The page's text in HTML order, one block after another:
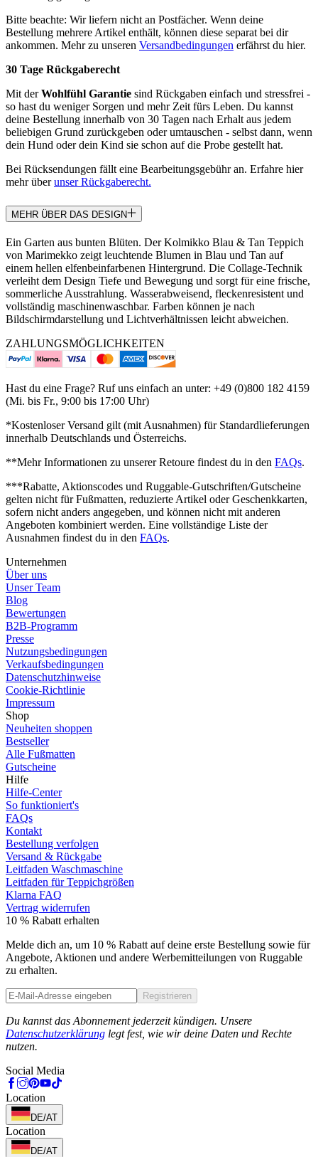
Bitte beachte: Wir liefern nicht an Postfächer. Wenn deine
Bestellung mehrere Artikel enthält, können diese separat bei dir
ankommen. Mehr zu unseren Versandbedingungen erfährst du hier.
30 Tage Rückgaberecht
Mit derWohlfühl Garantie sind Rückgaben einfach und stressfrei -
so hast du weniger Sorgen und mehr Zeit fürs Leben. Du kannst
deine Bestellung innerhalb von 30 Tagen nach Erhalt aus jedem
beliebigen Grund zurückgeben oder umtauschen - selbst dann, wenn
dein Hund oder dein Kind sie schon auf die Probe gestellt hat.
Bei Rücksendungen fällt eine Bearbeitungsgebühr an. Erfahre hier
mehr überunser Rückgaberecht.
MEHR ÜBER DAS DESIGN
Ein Garten aus bunten Blüten. Der Kolmikko Blau & Tan Teppich
von Marimekko zeigt leuchtende Blumen in Blau und Tan auf
einem hellen elfenbeinfarbenen Hintergrund. Die Collage-Technik
verleiht dem Design Tiefe und Bewegung und sorgt für eine frische,
sommerliche Ausstrahlung. Wasserabweisend, fleckenresistent und
vollständig maschinenwaschbar. Farben können je nach
Bildschirmdarstellung und Lichtverhältnissen leicht abweichen.
ZAHLUNGSMÖGLICHKEITEN
Hast du eine Frage? Ruf uns einfach an unter: +49 (0)800 182 4159
(Mi. bis Fr., 9:00 bis 17:00 Uhr)
*Kostenloser Versand gilt (mit Ausnahmen) für Standardlieferungen
innerhalb Deutschlands und Österreichs.
**Mehr Informationen zu unserer Retoure findest du in den FAQs.
***Rabatte, Aktionscodes und Ruggable-Gutschriften/Gutscheine
gelten nicht für Fußmatten, reduzierte Artikel oder Geschenkkarten,
sofern nicht anders angegeben, und können nicht mit anderen
Angeboten kombiniert werden. Eine vollständige Liste der
Ausnahmen findest du in den FAQs.
Unternehmen
Über uns
Unser Team
Blog
Bewertungen
B2B-Programm
Presse
Nutzungsbedingungen
Verkaufsbedingungen
Datenschutzhinweise
Cookie-Richtlinie
Impressum
Shop
Neuheiten shoppen
Bestseller
Alle Fußmatten
Gutscheine
Hilfe
Hilfe-Center
So funktioniert's
FAQs
Kontakt
Bestellung verfolgen
Versand & Rückgabe
Leitfaden Waschmaschine
Leitfaden für Teppichgrößen
Klarna FAQ
Vertrag widerrufen
10 % Rabatt erhalten
Melde dich an, um 10 % Rabatt auf deine erste Bestellung sowie für
Angebote, Aktionen und andere Werbemitteilungen von Ruggable
zu erhalten.
Registrieren
Du kannst das Abonnement jederzeit kündigen. Unsere
Datenschutzerklärung legt fest, wie wir deine Daten und Rechte
nutzen.
Social Media
Location
DE/AT
Location
DE/AT